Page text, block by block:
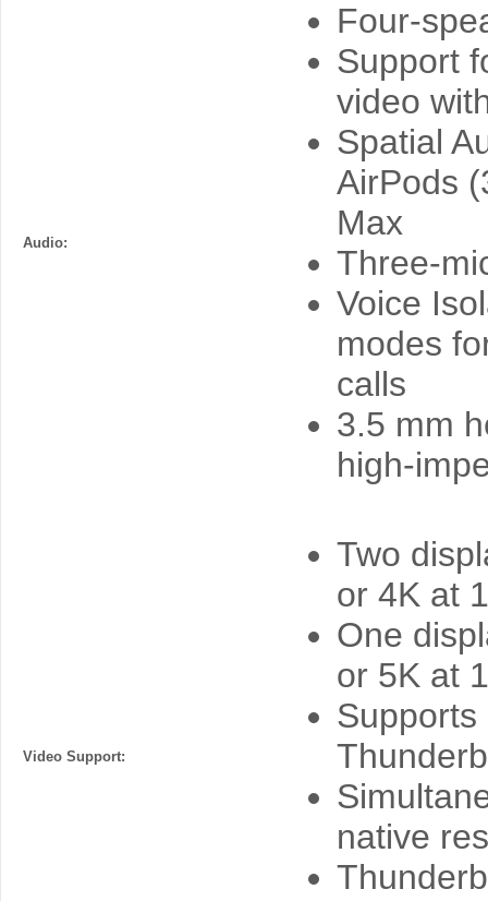
Audio:
Four-
Support
video
Spatial
AirPods
Max
Three-
Voice
modes
calls
3.5 mm
high-
Video Support:
Two
or 4K at
One
or 5K at
native